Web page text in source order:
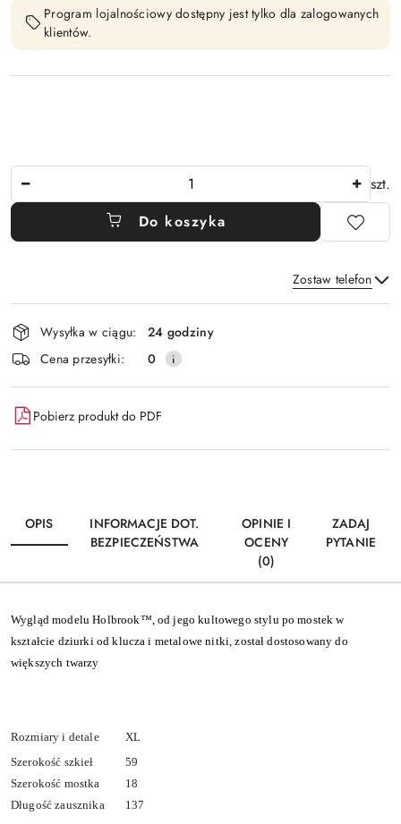
Program lojalnościowy dostępny jest tylko dla zalogowanych
klientów.
szt.
Do koszyka
Zostaw telefon
Wyślij
Dostępność
i
dostawa
Wysyłka w ciągu:
24 godziny
Cena przesyłki:
0
Pobierz produkt do PDF
OPIS
INFORMACJE DOT.
BEZPIECZEŃSTWA
OPINIE I
OCENY
(0)
ZADAJ
PYTANIE
Wygląd modelu Holbrook™, od jego kultowego stylu po mostek w
kształcie dziurki od klucza i metalowe nitki, został dostosowany do
większych twarzy
Rozmiary i detale
XL
Szerokość szkieł
59
Szerokość mostka
18
Długość zausznika
137